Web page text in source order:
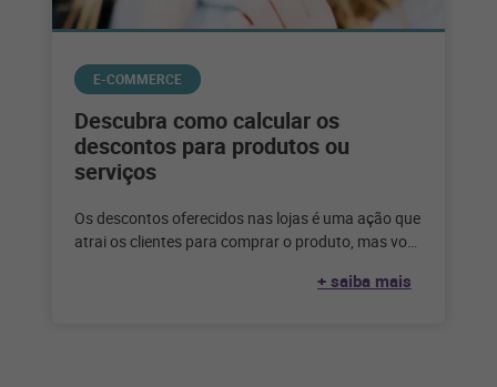
E-COMMERCE
Descubra como calcular os
descontos para produtos ou
serviços
Os descontos oferecidos nas lojas é uma ação que
atrai os clientes para comprar o produto, mas você
+ saiba mais